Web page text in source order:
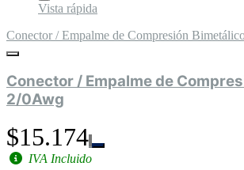
Vista rápida
Conector / Empalme de Compresión
Conector / Empalme de
2/0Awg
$15.174
IVA Incluido